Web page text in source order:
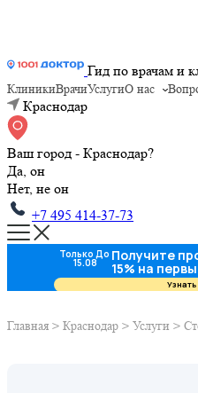
Гид по врачам и
КлиникиВрачиУслугиО нас
Краснодар
Ваш город - Краснодар?
Да, он
Нет, не он
+7 495 414-37-73
Главная > Краснодар > Услуги >
Только До
15.08 Получите
15% на